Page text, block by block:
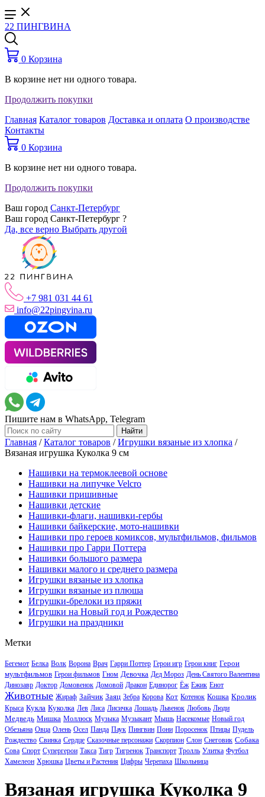
22 ПИНГВИНА
0 Корзина
В корзине нет ни одного товара.
Продолжить покупки
Главная Каталог товаров Доставка и оплата О производстве
Контакты
0 Корзина
В корзине нет ни одного товара.
Продолжить покупки
Ваш город Санкт-Петербург
Ваш город Санкт-Петербург ?
Да, все верно Выбрать другой
+7 981 031 44 61
info@22pingvina.ru
Пишите нам в WhatsApp, Telegram
Главная /Каталог товаров /Игрушки вязаные из хлопка /
Вязаная игрушка Куколка 9 см
Нашивки на термоклеевой основе
Нашивки на липучке Velcro
Нашивки пришивные
Нашивки детские
Нашивки-флаги, нашивки-гербы
Нашивки байкерские, мото-нашивки
Нашивки про героев комиксов, мультфильмов, фильмов
Нашивки про Гарри Поттера
Нашивки большого размера
Нашивки малого и среднего размера
Игрушки вязаные из хлопка
Игрушки вязаные из плюша
Игрушки-брелоки из пряжи
Игрушки на Новый год и Рождество
Игрушки на праздники
Метки
Бегемот Белка Волк Ворона Врач Гарри Поттер Герои игр Герои книг Герои
мультфильмов Герои фильмов Гном Девочка Дед Мороз День Святого Валентина
Динозавр Доктор Домовенок Домовой Дракон Единорог Ёж Ежик Енот
Животные Жираф Зайчик Заяц Зебра Корова Кот Котенок Кошка Кролик
Крыса Кукла Куколка Лев Лиса Лисичка Лошадь Львенок Любовь Люди
Медведь Мишка Моллюск Музыка Музыкант Мышь Насекомые Новый год
Обезьяна Овца Олень Осел Панда Паук Пингвин Пони Поросенок Птицы Пудель
Рождество Свинка Сердце Сказочные персонажи Скорпион Слон Снеговик Собака
Сова Спорт Супергерои Такса Тигр Тигренок Транспорт Тролль Улитка Футбол
Хамелеон Хрюшка Цветы и Растения Цифры Черепаха Школьница
Вязаная игрушка Куколка 9